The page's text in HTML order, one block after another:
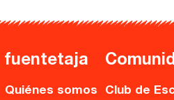
fuentetaja
Quiénes somos
Club de